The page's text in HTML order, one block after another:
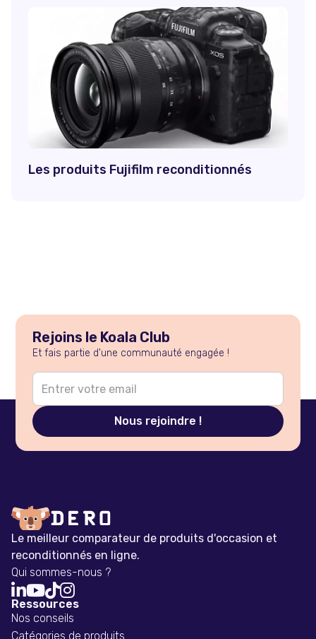
Les produits Fujifilm reconditionnés
Rejoins le Koala Club
Et fais partie d'une communauté engagée !
Le meilleur comparateur de produits d'occasion et
reconditionnés en ligne.
Qui sommes-nous ?

Ressources
Nos conseils
Catégories de produits